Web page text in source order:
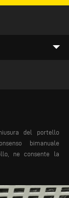
arrow_drop_down
del portello
bimanuale
ne consente la